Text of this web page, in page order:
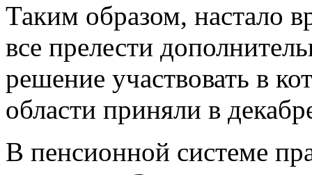
Таким образом, настало
все прелести
решение участвовать в
области приняли в
В пенсионной системе